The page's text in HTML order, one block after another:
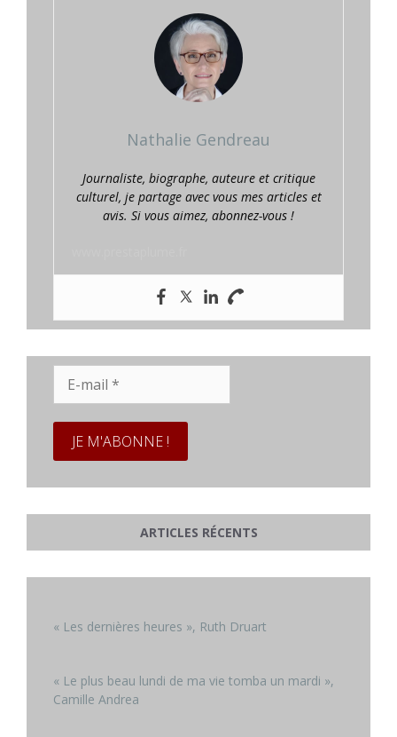
Nathalie Gendreau
Journaliste, biographe, auteure et critique
culturel, je partage avec vous mes articles et
avis. Si vous aimez, abonnez-vous !
mail
ARTICLES RÉCENTS
« Les dernières heures », Ruth Druart
« Le plus beau lundi de ma vie tomba un mardi »,
Camille Andrea